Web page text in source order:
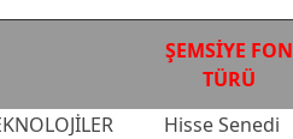
ŞEMSİYE FON
TÜRÜ
Hisse Senedi